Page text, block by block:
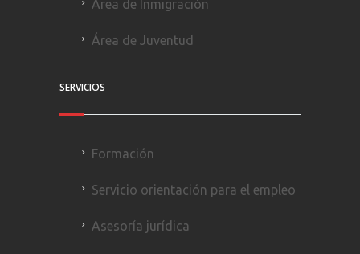
Área de Inmigración
Área de Juventud
SERVICIOS
Formación
Servicio orientación para el empleo
Asesoría jurídica